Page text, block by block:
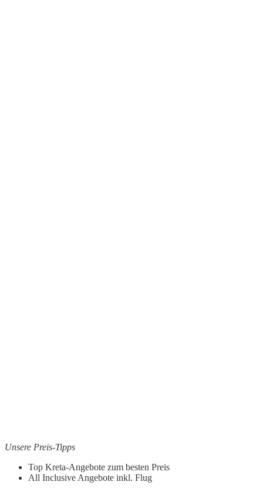
Unsere Preis-Tipps
Top Kreta-Angebote zum besten Preis
All Inclusive Angebote inkl. Flug